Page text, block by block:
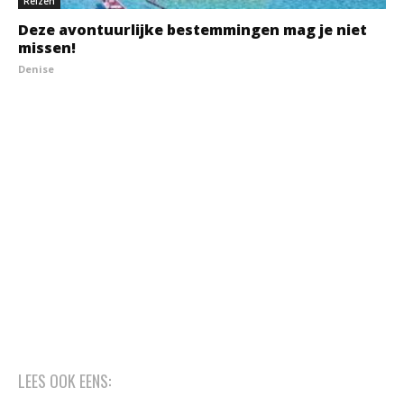
Deze avontuurlijke bestemmingen mag je niet
missen!
Denise
LEES OOK EENS: